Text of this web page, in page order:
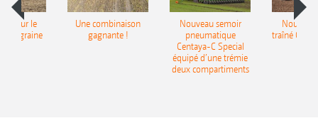
pour le
Une combinaison
gagnante !
Nouveau semoir
pneumatique
Centaya-C Special
équipé d’une trémie
deux compartiments
traîné